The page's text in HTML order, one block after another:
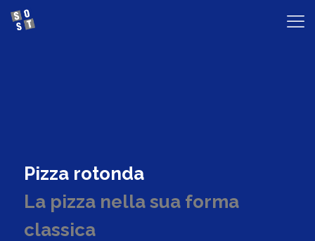
Pizza rotonda
La pizza nella sua forma
classica